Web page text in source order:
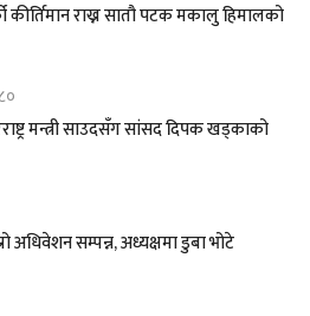
कीर्तिमान राख्न सातौ पटक मकालु हिमालको
मन्त्री साउदसँग सांसद दिपक खड्काको
अधिवेशन सम्पन्न, अध्यक्षमा डुबा भोटे